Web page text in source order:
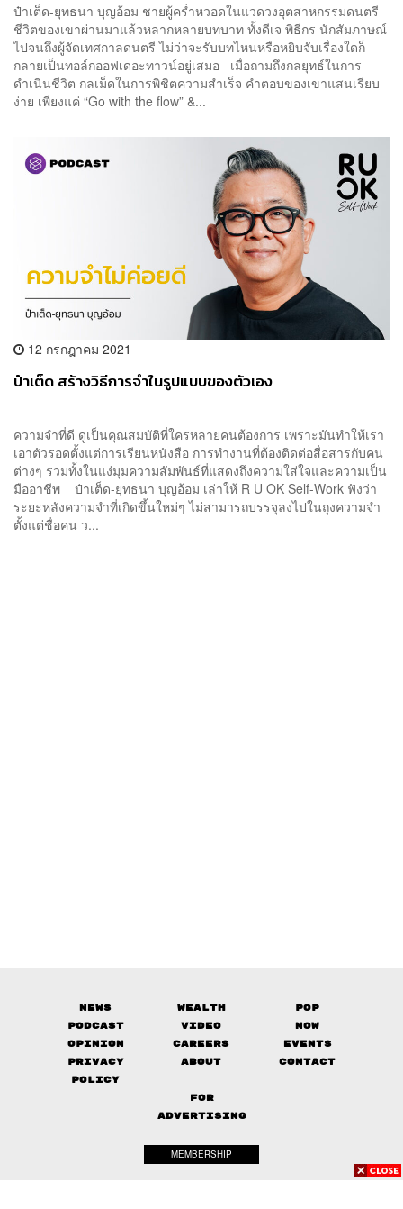
ป๋าเต็ด-ยุทธนา บุญอ้อม ชายผู้คร่ำหวอดในแวดวงอุตสาหกรรมดนตรี
ชีวิตของเขาผ่านมาแล้วหลากหลายบทบาท ทั้งดีเจ พิธีกร นักสัมภาษณ์
ไปจนถึงผู้จัดเทศกาลดนตรี ไม่ว่าจะรับบทไหนหรือหยิบจับเรื่องใดก็
กลายเป็นทอล์กออฟเดอะทาวน์อยู่เสมอ เมื่อถามถึงกลยุทธ์ในการ
ดำเนินชีวิต กลเม็ดในการพิชิตความสำเร็จ คำตอบของเขาแสนเรียบ
ง่าย เพียงแค่ “Go with the flow” &...
12 กรกฎาคม 2021
ป๋าเต็ด สร้างวิธีการจำในรูปแบบของตัวเอง
ความจำที่ดี ดูเป็นคุณสมบัติที่ใครหลายคนต้องการ เพราะมันทำให้เรา
เอาตัวรอดตั้งแต่การเรียนหนังสือ การทำงานที่ต้องติดต่อสื่อสารกับคน
ต่างๆ รวมทั้งในแง่มุมความสัมพันธ์ที่แสดงถึงความใส่ใจและความเป็น
มืออาชีพ ป๋าเต็ด-ยุทธนา บุญอ้อม เล่าให้ R U OK Self-Work ฟังว่า
ระยะหลังความจำที่เกิดขึ้นใหม่ๆ ไม่สามารถบรรจุลงไปในถุงความจำ
ตั้งแต่ชื่อคน ว...
News Wealth
Pop
Podcast
Video
Now
Opinion
Careers
Events
Privacy
Policy
About Contact
FOR
ADVERTISING
MEMBERSHIP